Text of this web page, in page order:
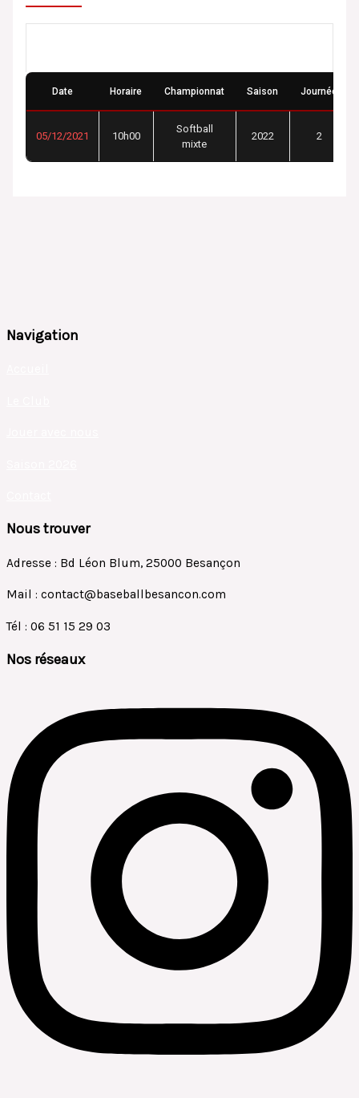
Date Horaire Championnat Saison Journée
05/12/2021 10h00
Softball
mixte
2022 2
Navigation
Nous trouver
Adresse : Bd Léon Blum, 25000 Besançon
Mail : contact@baseballbesancon.com
Tél : 06 51 15 29 03
Nos réseaux